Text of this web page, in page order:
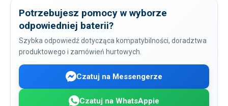
Potrzebujesz pomocy w wyborze
odpowiedniej baterii?
Szybka odpowiedź dotycząca kompatybilności, doradztwa
produktowego i zamówień hurtowych.
Czatuj na Messengerze
Czatuj na WhatsAppie